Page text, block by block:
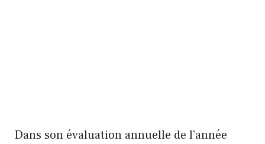
Dans son évaluation annuelle de l’année